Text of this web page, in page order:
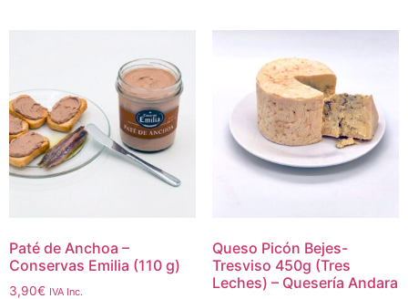
Paté de Anchoa –
Conservas Emilia (110 g)
3,90€ IVA Inc.
Queso Picón Bejes-
Tresviso 450g (Tres
Leches) – Quesería Andara